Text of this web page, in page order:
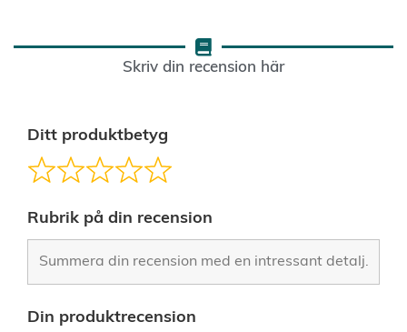
Skriv din recension här
Ditt produktbetyg
Rubrik på din recension
Din produktrecension